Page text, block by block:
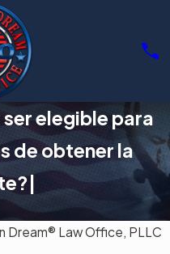
elegible para
de obtener la
Dream® Law Office, PLLC